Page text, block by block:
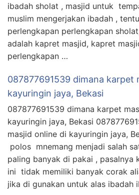
ibadah sholat , masjid untuk
muslim mengerjakan ibadah ,
perlengkapan perlengkapan
adalah kapret masjid, kapret
perlengkapan …
087877691539 dimana karpet
kayuringin jaya, Bekasi
087877691539 dimana karpet
kayuringin jaya, Bekasi
masjid online di kayuringin jaya,
polos mnemang menjadi salah
paling banyak di pakai , pasalnya
ini tidak memiliki banyak corak
jika di gunakan untuk alas ibadah